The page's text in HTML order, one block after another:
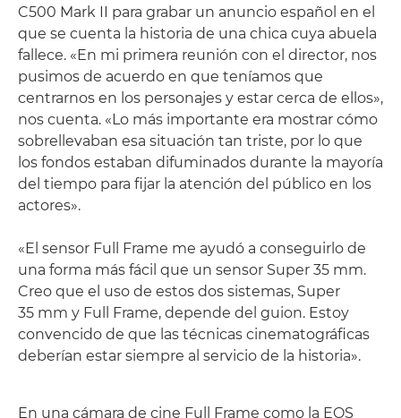
C500 Mark II para grabar un anuncio español en el
que se cuenta la historia de una chica cuya abuela
fallece. «En mi primera reunión con el director, nos
pusimos de acuerdo en que teníamos que
centrarnos en los personajes y estar cerca de ellos»,
nos cuenta. «Lo más importante era mostrar cómo
sobrellevaban esa situación tan triste, por lo que
los fondos estaban difuminados durante la mayoría
del tiempo para fijar la atención del público en los
actores».
«El sensor Full Frame me ayudó a conseguirlo de
una forma más fácil que un sensor Super 35 mm.
Creo que el uso de estos dos sistemas, Super
35 mm y Full Frame, depende del guion. Estoy
convencido de que las técnicas cinematográficas
deberían estar siempre al servicio de la historia».
En una cámara de cine Full Frame como la EOS